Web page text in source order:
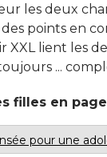
les deux
points en
lient les
...
filles en
pour une